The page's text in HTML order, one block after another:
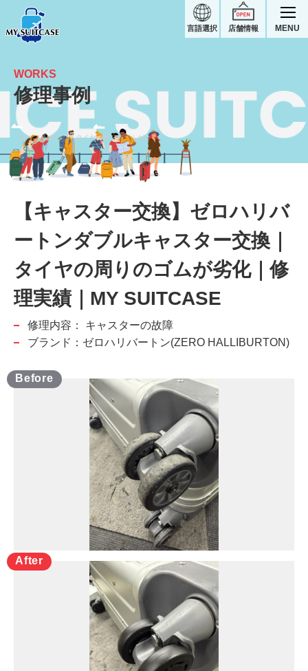
店舗情報
言語選択 MENU
【キャスター交換】タイヤの周りのゴムが劣化｜ゼロハリバートンスーツケース修理実績
WORKS
修理事例
【キャスター交換】ゼロハリバ
ートンダブルキャスター交換｜
タイヤの周りのゴムが劣化｜修
理実績｜MY SUITCASE
修理内容：
キャスターの故障
ブランド：ゼロハリバートン(ZERO HALLIBURTON)